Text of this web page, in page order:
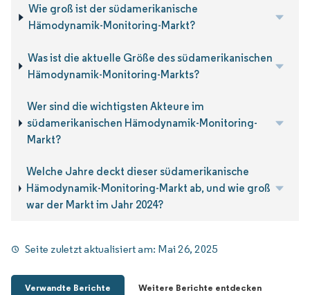
Wie groß ist der südamerikanische
Hämodynamik-Monitoring-Markt?
Was ist die aktuelle Größe des südamerikanischen
Hämodynamik-Monitoring-Markts?
Wer sind die wichtigsten Akteure im
südamerikanischen Hämodynamik-Monitoring-
Markt?
Welche Jahre deckt dieser südamerikanische
Hämodynamik-Monitoring-Markt ab, und wie groß
war der Markt im Jahr 2024?
Seite zuletzt aktualisiert am: Mai 26, 2025
Verwandte Berichte Weitere Berichte entdecken